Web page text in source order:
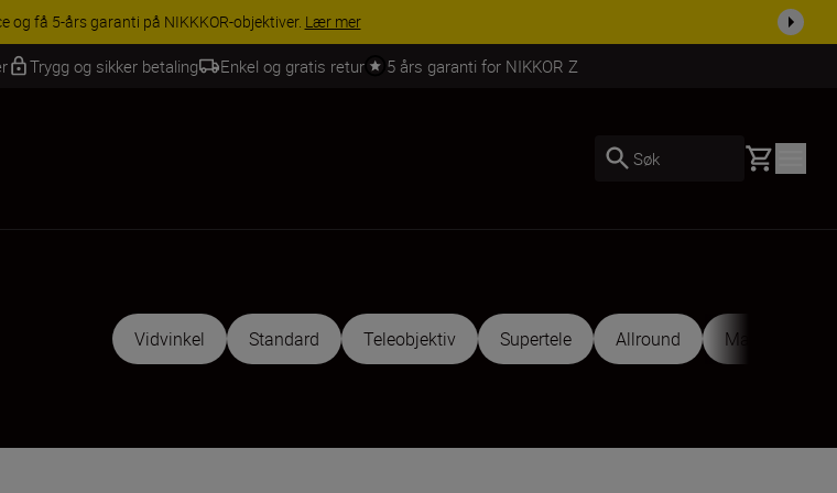
på utvalgt tilbehør, gjør fotoutstyret komplett i dag.
Trygg og sikker betaling Enkel og gratis retur 5 års garanti for NIKKOR Z
Søk Basket
Vidvinkel Standard Teleobjektiv Supertele Allround Makro